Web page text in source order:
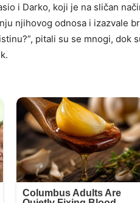
i Darko, koji je na sličan
njihovog odnosa i izazvale
pitali su se mnogi, dok